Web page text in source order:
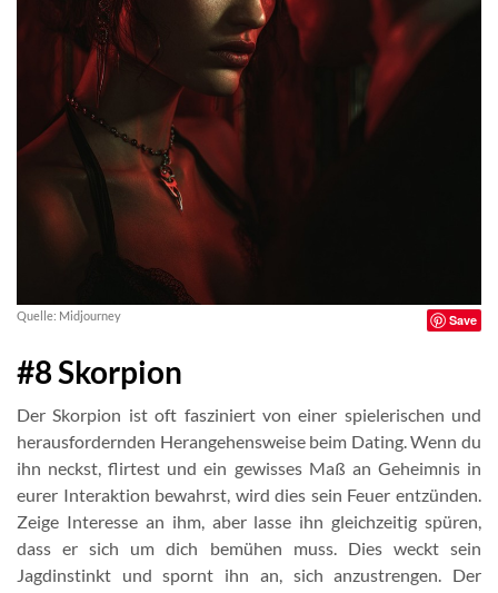
Quelle: Midjourney Save
#8 Skorpion
Der Skorpion ist oft fasziniert von einer spielerischen und
herausfordernden Herangehensweise beim Dating. Wenn du
ihn neckst, flirtest und ein gewisses Maß an Geheimnis in
eurer Interaktion bewahrst, wird dies sein Feuer entzünden.
Zeige Interesse an ihm, aber lasse ihn gleichzeitig spüren,
dass er sich um dich bemühen muss. Dies weckt sein
Jagdinstinkt und spornt ihn an, sich anzustrengen. Der